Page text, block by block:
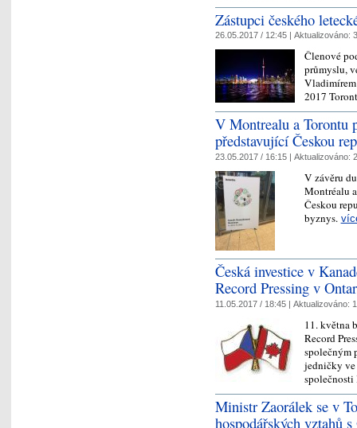
Zástupci českého
26.05.2017 / 12:45 | Aktualizováno:
Členové
průmyslu,
2017
V Montrealu a Torontu
představující Českou
23.05.2017 / 16:15 | Aktualizováno:
V závěru
Montréalu
Českou
byznys.
Česká investice v
Record Pressing v
11.05.2017 / 18:45 | Aktualizováno:
11. května
Record
společným
jedničky ve
Ministr Zaorálek se v
hospodářských vztahů